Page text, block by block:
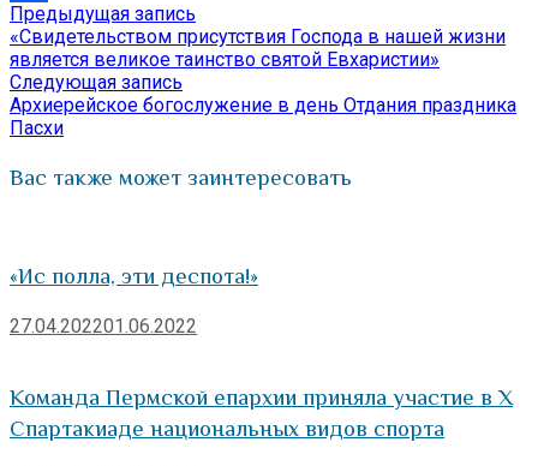
Отправить
Навигация
по
записям
Предыдущая запись
запись:
«Свидетельством присутствия Господа в нашей жизни
является великое таинство святой Евхаристии»
Следующая запись
запись:
Архиерейское богослужение в день Отдания праздника
Пасхи
Вас также может заинтересовать
«Ис полла, эти деспота!»
27.04.202201.06.2022
Команда Пермской епархии приняла участие в X
Спартакиаде национальных видов спорта